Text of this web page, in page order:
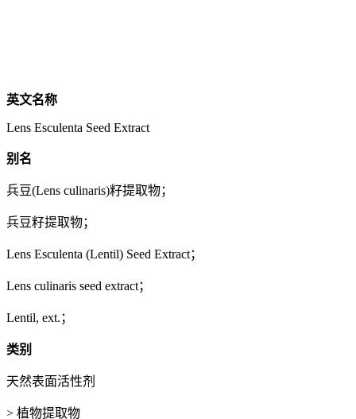
英文名称
Lens Esculenta Seed Extract
别名
兵豆(Lens culinaris)籽提取物；
兵豆籽提取物；
Lens Esculenta (Lentil) Seed Extract；
Lens culinaris seed extract；
Lentil, ext.；
类别
天然表面活性剂
> 植物提取物